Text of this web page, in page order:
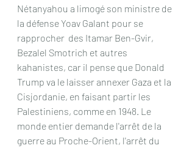
Nétanyahou a limogé son ministre de
la défense Yoav Galant pour se
rapprocher  des Itamar Ben-Gvir,
Bezalel Smotrich et autres
kahanistes, car il pense que Donald
Trump va le laisser annexer Gaza et la
Cisjordanie, en faisant partir les
Palestiniens, comme en 1948. Le
monde entier demande l'arrêt de la
guerre au Proche-Orient, l'arrêt du